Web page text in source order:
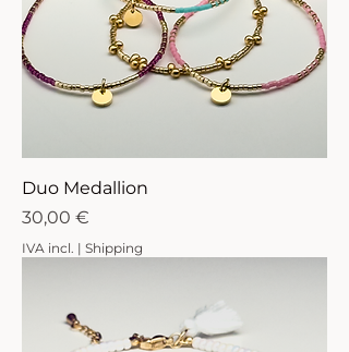
Duo Medallion
Preço
30,00 €
IVA incl. | Shipping